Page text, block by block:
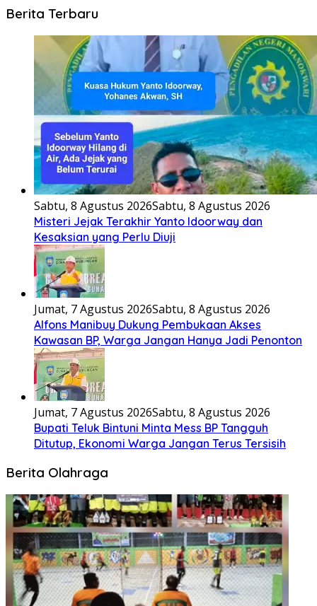
Berita Terbaru
Sabtu, 8 Agustus 2026Sabtu, 8 Agustus 2026
Misteri Jejak Terakhir Yanto Idoorway dan
Kesaksian yang Perlu Diuji
Jumat, 7 Agustus 2026Sabtu, 8 Agustus 2026
Alfons Manibuy Dukung Pembukaan Akses
Kawasan BP, Warga Jangan Hanya Jadi Penonton
Jumat, 7 Agustus 2026Sabtu, 8 Agustus 2026
Bupati Teluk Bintuni Minta Mess BP Tangguh
Ditutup, Ekonomi Warga Jangan Terus Tersisih
Berita Olahraga